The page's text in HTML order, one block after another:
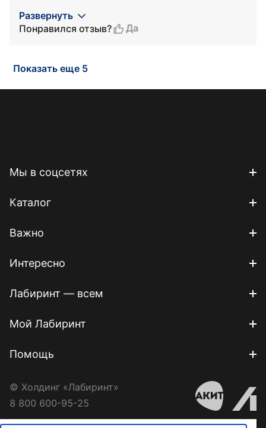
Развернуть
Понравился отзыв?
Да
Показать еще 5
Мы в соцсетях
Каталог
Важно
Интересно
Лабиринт — всем
Мой Лабиринт
Помощь
© Холдинг «Лабиринт»
8 800 600-95-25